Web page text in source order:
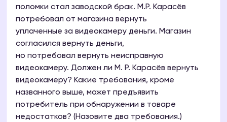
поломки стал заводской брак. М.Р. Карасёв
потребовал от магазина вернуть
уплаченные за видеокамеру деньги. Магазин
согласился вернуть деньги,
но потребовал вернуть неисправную
видеокамеру. Должен ли М. Р. Карасёв вернуть
видеокамеру? Какие требования, кроме
названного выше, может предъявить
потребитель при обнаружении в товаре
недостатков? (Назовите два требования.)